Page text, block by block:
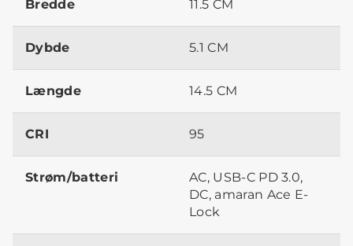
Bredde 11.5 CM
Dybde 5.1 CM
Længde 14.5 CM
CRI 95
Strøm/batteri
AC, USB-C PD 3.0,
DC, amaran Ace E-
Lock